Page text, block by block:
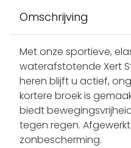
Omschrijving
Met onze sportieve,
waterafstotende Xert
heren blijft u actief,
kortere broek is
biedt
tegen regen.
zonbescherming.